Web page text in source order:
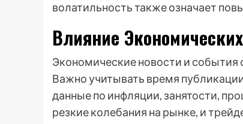
волатильность также означает
Влияние
Экономические новости и события
Важно учитывать время
данные по инфляции, занятости,
резкие колебания на рынке, и